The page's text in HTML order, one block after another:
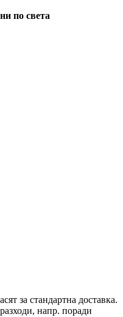
по света
за стандартна доставка.
напр. поради